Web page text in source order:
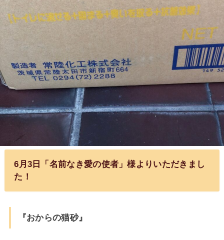
6月3日「名前なき愛の使者」様よりいただきまし
た！
『おからの猫砂』